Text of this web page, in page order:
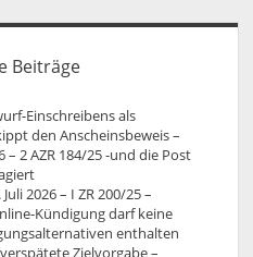
Beiträge
Einschreibens als
den Anscheinsbeweis –
– 2 AZR 184/25 -und die Post
2026 – I ZR 200/25 –
Kündigung darf keine
enthalten
Zielvorgabe –